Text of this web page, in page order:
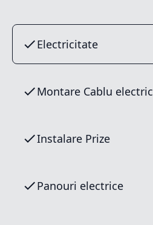
Electricitate
Montare Cablu electric
Instalare Prize
Panouri electrice